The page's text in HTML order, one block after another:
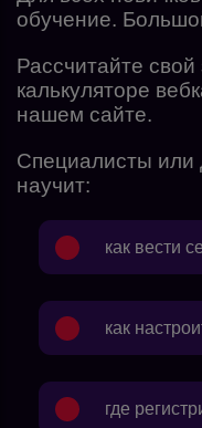
обучение.
Рассчитайте
калькуляторе
нашем сайте.
Специалисты или
научит:
как вести
как
где